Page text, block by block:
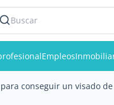
Buscar
Empleos
conseguir un visado